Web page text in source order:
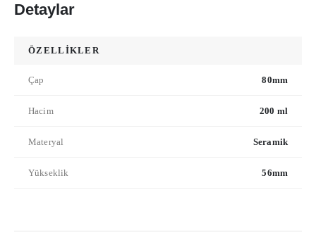
Detaylar
ÖZELLİKLER
Çap 80mm
Hacim 200 ml
Materyal Seramik
Yükseklik 56mm